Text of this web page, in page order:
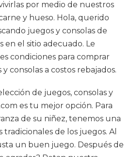
por medio de nuestros
y hueso. Hola, querido
juegos y consolas de
en el sitio adecuado. Le
condiciones para comprar
consolas a costos rebajados.
de juegos, consolas y
es tu mejor opción. Para
de su niñez, tenemos una
tradicionales de los juegos. Al
un buen juego. Después de